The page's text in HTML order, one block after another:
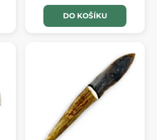
DO KOŠÍKU